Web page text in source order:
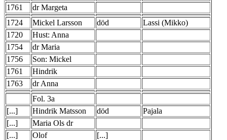
1761
dr Margeta
1724
Mickel Larsson död
Lassi (Mikko)
1720
Hust: Anna
1754
dr Maria
1756
Son: Mickel
1761
Hindrik
1763
dr Anna
Fol. 3a
[...]
Hindrik Matsson död
Pajala
[...]
Maria Ols dr
[...]
Olof
[...]